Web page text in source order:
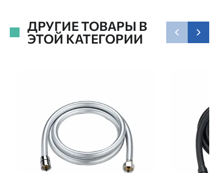
ДРУГИЕ ТОВАРЫ В
ЭТОЙ КАТЕГОРИИ